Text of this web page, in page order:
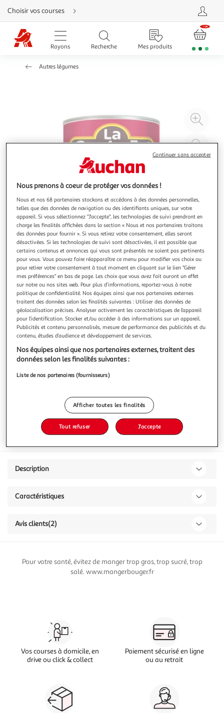
Aller
directement
au
contenu
Aller
directement
Aller
Choisir vos courses
Rayons Recherche Mes produits
Autres légumes
à
3.5 (2)
LA COSTENA
Frijoles negros enteros haricots noirs entiers
Les haricots noirs entiers La Costeña, c'est un vrai coup de
cœur ! Avec leur goût riche et leur belle texture, ils
apportent une touche authentique à tous vos plats.
Soupes, salades, burritos ou chili... ils se glissent partout et
sont prêts en un clin d'œil. Parfaits pour égayer vos repas
du quoti
En savoir +
Vous voulez connaître le prix de ce produit ?
Afficher le prix
Description
Caractéristiques
Avis clients(2)
Pour votre santé, évitez de manger trop gras, trop sucré, trop
salé. www.mangerbouger.fr
Vos courses à domicile, en
drive ou click & collect
Paiement sécurisé en ligne
ou au retrait
Nous prenons à coeur de protéger vos données !
Nous et nos 68 partenaires stockons et accédons à des données personnelles,
telles que des données de navigation ou des identifiants uniques, sur votre
appareil. Si vous sélectionnez "J'accepte", les technologies de suivi prendront en
charge les finalités affichées dans la section « Nous et nos partenaires traitons
des données pour fournir ». Si vous retirez votre consentement, elles seront
désactivées. Si les technologies de suivi sont désactivées, il est possible que
certains contenus et annonces qui vous sont présentés ne soient pas pertinents
pour vous. Vous pouvez faire réapparaître ce menu pour modifier vos choix ou
pour retirer votre consentement à tout moment en cliquant sur le lien "Gérer
mes préférences" en bas de page. Les choix que vous avez fait auront un effet
sur notre ou nos sites web. Pour plus d’informations, reportez-vous à notre
politique de confidentialité. Nos équipes ainsi que nos partenaires externes
traitent des données selon les finalités suivantes : Utiliser des données de
géolocalisation précises. Analyser activement les caractéristiques de l’appareil
pour l’identification. Stocker et/ou accéder à des informations sur un appareil.
Publicités et contenu personnalisés, mesure de performance des publicités et du
contenu, études d’audience et développement de services.
Nos équipes ainsi que nos partenaires externes, traitent des
données selon les finalités suivantes :
Liste de nos partenaires (fournisseurs)
Afficher toutes les finalités
Tout refuser J'accepte
Continuer sans accepter